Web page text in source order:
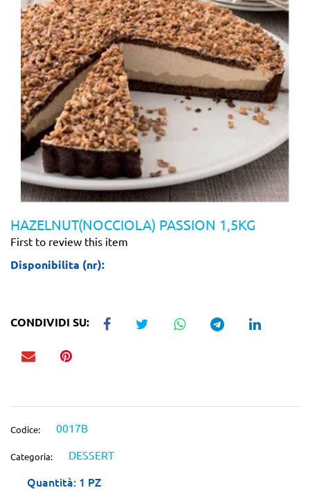
HAZELNUT(NOCCIOLA) PASSION 1,5KG
First to review this item
Disponibilita (nr):
CONDIVIDI SU:
Codice: 0017B
Categoria: DESSERT
Quantità: 1 PZ